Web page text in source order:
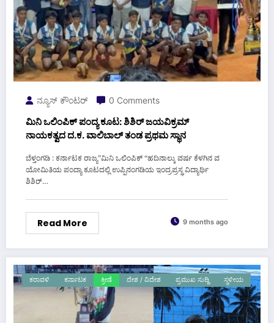
ನ್ಯೂಸ್ ಕೌಂಟರ್ 0 Comments
ಮಿನಿ ಒಲಿಂಪಿಕ್ ಪಂದ್ಯ ಕೂಟ: ಶಿಶಿರ್ ಜಯವಿಕ್ರಮ್
ನಾಯಕತ್ವದ ದ.ಕ. ವಾಲಿಬಾಲ್ ತಂಡ ಪ್ರಥಮ ಸ್ಥಾನ
ಬೆಳ್ತಂಗಡಿ : ಕರ್ನಾಟಕ ರಾಜ್ಯ”ಮಿನಿ ಒಲಿಂಪಿಕ್ “ಹದಿನಾಲ್ಕು ವರ್ಷ ಕೆಳಗಿನ ವ
ಯೋಮಿತಿಯ ಪಂದ್ಯಾ ಕೂಟದಲ್ಲಿ ಉಪ್ಪಿನಂಗಡಿಯ ಇಂದ್ರಪ್ರಸ್ಥ ವಿದ್ಯಾರ್ಥಿ
ಶಿಶಿರ್…
Read More 9 months ago
ಕರಾವಳಿ ಕರ್ನಾಟಕ ಕ್ರೀಡೆ ದೇಶ / ವಿದೇಶ ಪ್ರಮುಖ ಸುದ್ದಿ ಸ್ಥಳೀಯ